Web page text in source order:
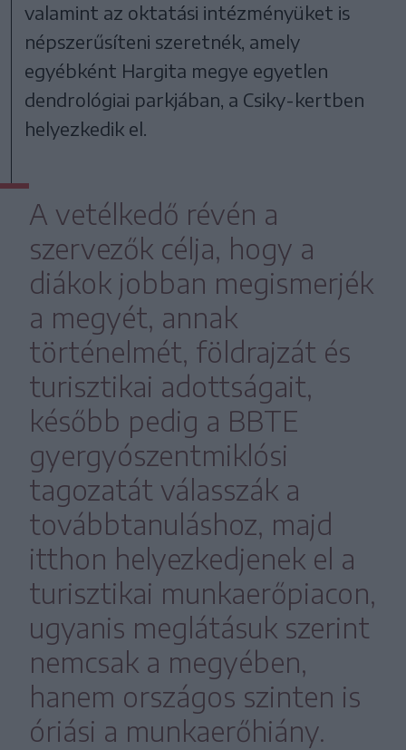
valamint az oktatási intézményüket is
népszerűsíteni szeretnék, amely
egyébként Hargita megye egyetlen
dendrológiai parkjában, a Csiky-kertben
helyezkedik el.
A vetélkedő révén a
szervezők célja, hogy a
diákok jobban megismerjék
a megyét, annak
történelmét, földrajzát és
turisztikai adottságait,
később pedig a BBTE
gyergyószentmiklósi
tagozatát válasszák a
továbbtanuláshoz, majd
itthon helyezkedjenek el a
turisztikai munkaerőpiacon,
ugyanis meglátásuk szerint
nemcsak a megyében,
hanem országos szinten is
óriási a munkaerőhiány.